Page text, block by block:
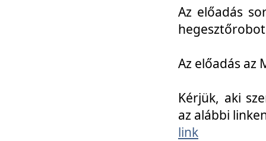
Az előadás
Az előadás az
Kérjük, aki
az alábbi
link